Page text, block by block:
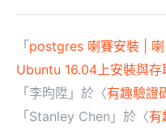
「 postgres 喇賽安裝 |
Ubuntu 16.04上安裝與
「 李昀陞 」於〈有趣驗證
「 Stanley Chen 」於〈有